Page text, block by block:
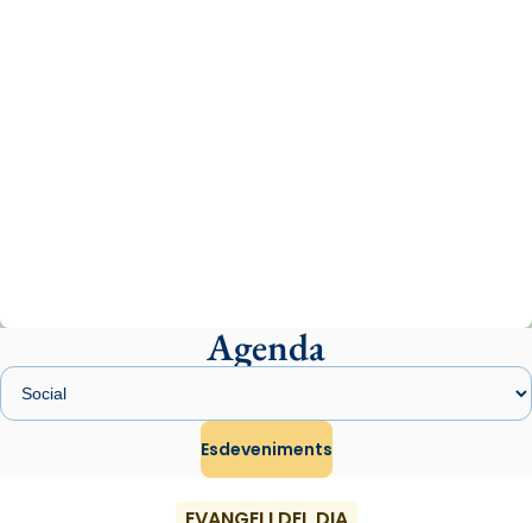
presidit aquest 27 de juliol la missa de Les
Santes de Mataró.
🔗
Agenda
Esdeveniments